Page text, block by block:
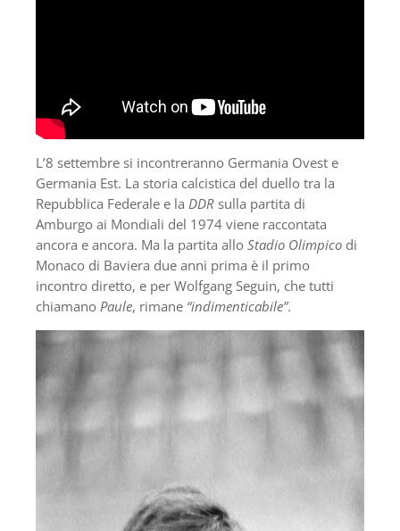
L’8 settembre si incontreranno Germania Ovest e
Germania Est. La storia calcistica del duello tra la
Repubblica Federale e la DDR sulla partita di
Amburgo ai Mondiali del 1974 viene raccontata
ancora e ancora. Ma la partita allo Stadio Olimpico di
Monaco di Baviera due anni prima è il primo
incontro diretto, e per Wolfgang Seguin, che tutti
chiamano Paule, rimane “indimenticabile”.